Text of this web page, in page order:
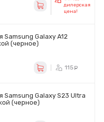
дилерская
цена!
Samsung Galaxy A12
(черное)
115
Samsung Galaxy S23 Ultra
(черное)